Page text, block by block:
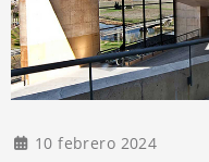
10 febrero 2024